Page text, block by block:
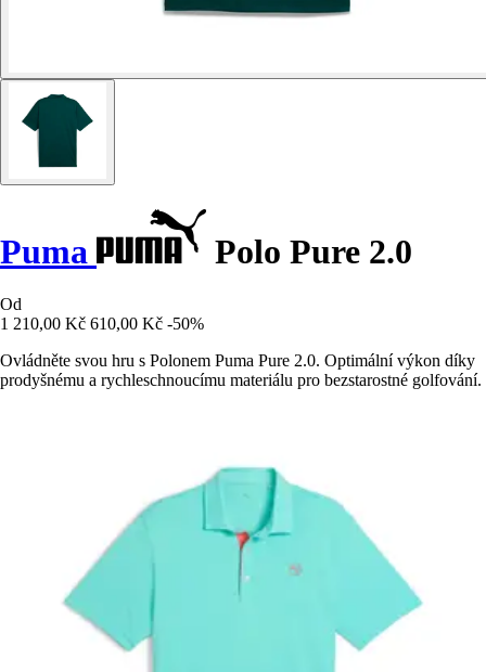
Puma Polo Pure 2.0
Od
1 210,00 Kč 610,00 Kč -50%
Ovládněte svou hru s Polonem Puma Pure 2.0. Optimální výkon díky
prodyšnému a rychleschnoucímu materiálu pro bezstarostné golfování.